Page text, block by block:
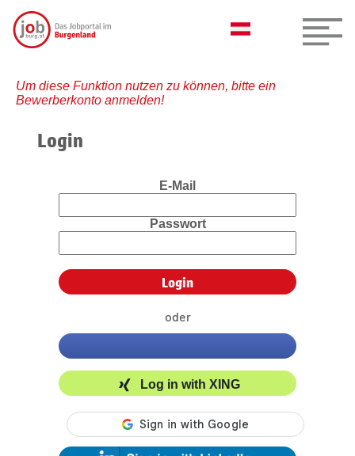
Um diese Funktion nutzen zu können, bitte ein
Bewerberkonto anmelden!
Login
E-Mail
Passwort
oder
Log in with XING